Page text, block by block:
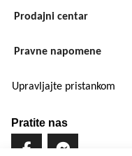
Prodajni centar
Pravne napomene
Upravljajte pristankom
Pratite nas